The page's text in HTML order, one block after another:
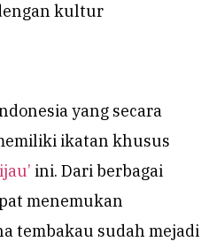
kultur
yang secara
ikatan khusus
ini. Dari berbagai
menemukan
tembakau sudah mejadi